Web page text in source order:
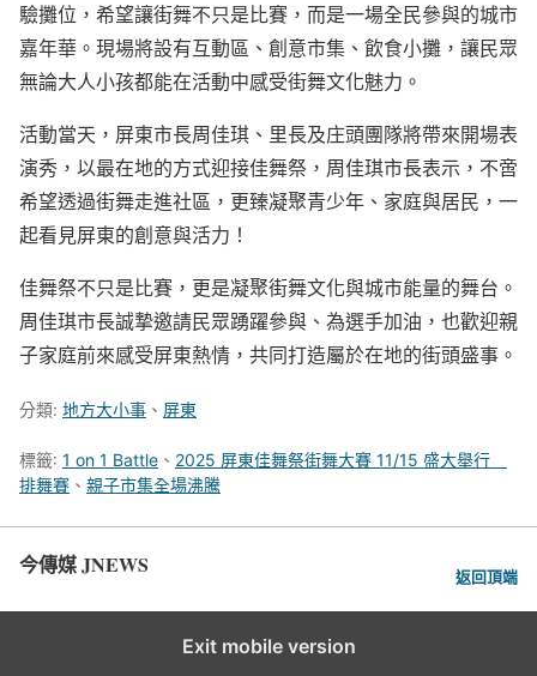
驗攤位，希望讓街舞不只是比賽，而是一場全民參與的城市
嘉年華。現場將設有互動區、創意市集、飲食小攤，讓民眾
無論大人小孩都能在活動中感受街舞文化魅力。
活動當天，屏東市長周佳琪、里長及庄頭團隊將帶來開場表
演秀，以最在地的方式迎接佳舞祭，周佳琪市長表示，不啻
希望透過街舞走進社區，更臻凝聚青少年、家庭與居民，一
起看見屏東的創意與活力！
佳舞祭不只是比賽，更是凝聚街舞文化與城市能量的舞台。
周佳琪市長誠摯邀請民眾踴躍參與、為選手加油，也歡迎親
子家庭前來感受屏東熱情，共同打造屬於在地的街頭盛事。
分類: 地方大小事 、 屏東
標籤: 1 on 1 Battle 、 2025 屏東佳舞祭街舞大賽 11/15 盛大舉行
排舞賽 、 親子市集全場沸騰
今傳媒 JNEWS 返回頂端
Exit mobile version